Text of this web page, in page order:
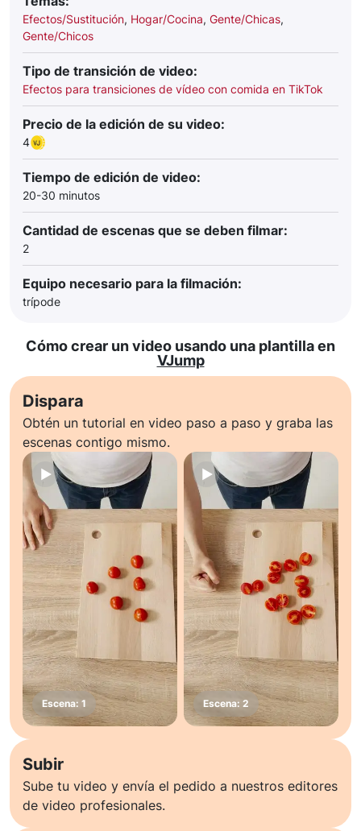
Efectos/Sustitución, Hogar/Cocina, Gente/Chicas,
Gente/Chicos
Tipo de transición de video:
Efectos para transiciones de vídeo con comida en TikTok
Precio de la edición de su video:
4
Tiempo de edición de video:
20-30 minutos
Cantidad de escenas que se deben filmar:
2
Equipo necesario para la filmación:
trípode
Cómo crear un video usando una plantilla en
VJump
Dispara
Obtén un tutorial en video paso a paso y graba las
escenas contigo mismo.
Subir
Sube tu video y envía el pedido a nuestros editores
de video profesionales.